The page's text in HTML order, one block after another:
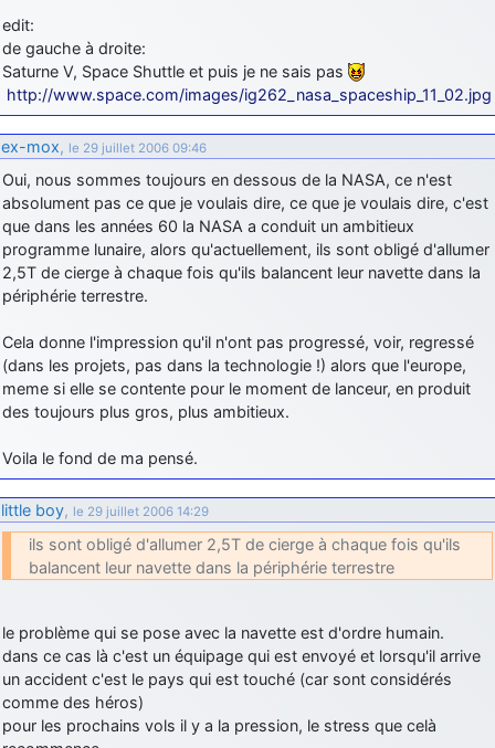
edit:
de gauche à droite:
Saturne V, Space Shuttle et puis je ne sais pas
http://www.space.com/images/ig262_nasa_spaceship_11_02.jpg
ex-mox, le 29 juillet 2006 09:46
Oui, nous sommes toujours en dessous de la NASA, ce n'est
absolument pas ce que je voulais dire, ce que je voulais dire, c'est
que dans les années 60 la NASA a conduit un ambitieux
programme lunaire, alors qu'actuellement, ils sont obligé d'allumer
2,5T de cierge à chaque fois qu'ils balancent leur navette dans la
périphérie terrestre.
Cela donne l'impression qu'il n'ont pas progressé, voir, regressé
(dans les projets, pas dans la technologie !) alors que l'europe,
meme si elle se contente pour le moment de lanceur, en produit
des toujours plus gros, plus ambitieux.
Voila le fond de ma pensé.
little boy, le 29 juillet 2006 14:29
ils sont obligé d'allumer 2,5T de cierge à chaque fois qu'ils
balancent leur navette dans la périphérie terrestre
le problème qui se pose avec la navette est d'ordre humain.
dans ce cas là c'est un équipage qui est envoyé et lorsqu'il arrive
un accident c'est le pays qui est touché (car sont considérés
comme des héros)
pour les prochains vols il y a la pression, le stress que celà